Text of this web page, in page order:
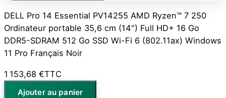
DELL Pro 14 Essential PV14255 AMD Ryzen™ 7 250
Ordinateur portable 35,6 cm (14") Full HD+ 16 Go
DDR5-SDRAM 512 Go SSD Wi-Fi 6 (802.11ax) Windows
11 Pro Français Noir
1 153,68 €TTC
Ajouter au panier